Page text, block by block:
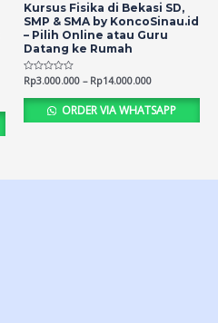
Kursus Fisika di Bekasi SD,
SMP & SMA by KoncoSinau.id
– Pilih Online atau Guru
Datang ke Rumah
Rated
out
Rp3.000.000 – Rp14.000.000
ORDER VIA WHATSAPP